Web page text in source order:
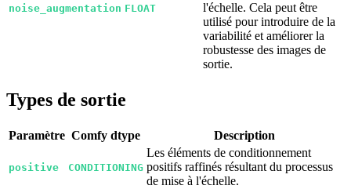
noise_augmentation FLOAT
l'échelle. Cela peut être
utilisé pour introduire de la
variabilité et améliorer la
robustesse des images de
sortie.
Types de sortie
Paramètre Comfy dtype Description
positive CONDITIONING
Les éléments de conditionnement
positifs raffinés résultant du processus
de mise à l'échelle.